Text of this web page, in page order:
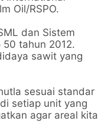
Oil/RSPO.
dan Sistem
50 tahun 2012.
sawit yang
sesuai standar
setiap unit yang
agar areal kita